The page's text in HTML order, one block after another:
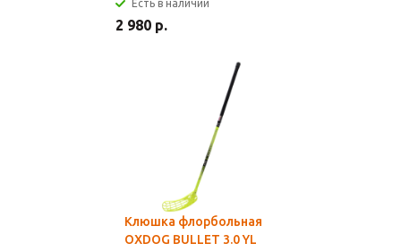
Есть в наличии
2 980 р.
Клюшка флорбольная
OXDOG BULLET 3.0 YL